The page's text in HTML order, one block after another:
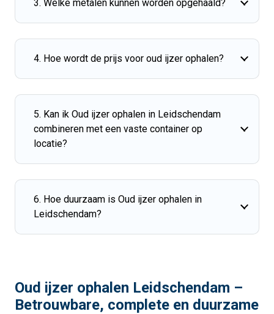
3. Welke metalen kunnen worden opgehaald?
4. Hoe wordt de prijs voor oud ijzer ophalen?
5. Kan ik Oud ijzer ophalen in Leidschendam
combineren met een vaste container op
locatie?
6. Hoe duurzaam is Oud ijzer ophalen in
Leidschendam?
Oud ijzer ophalen Leidschendam –
Betrouwbare, complete en duurzame